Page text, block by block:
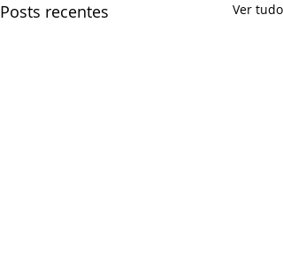
Posts recentes Ver tudo